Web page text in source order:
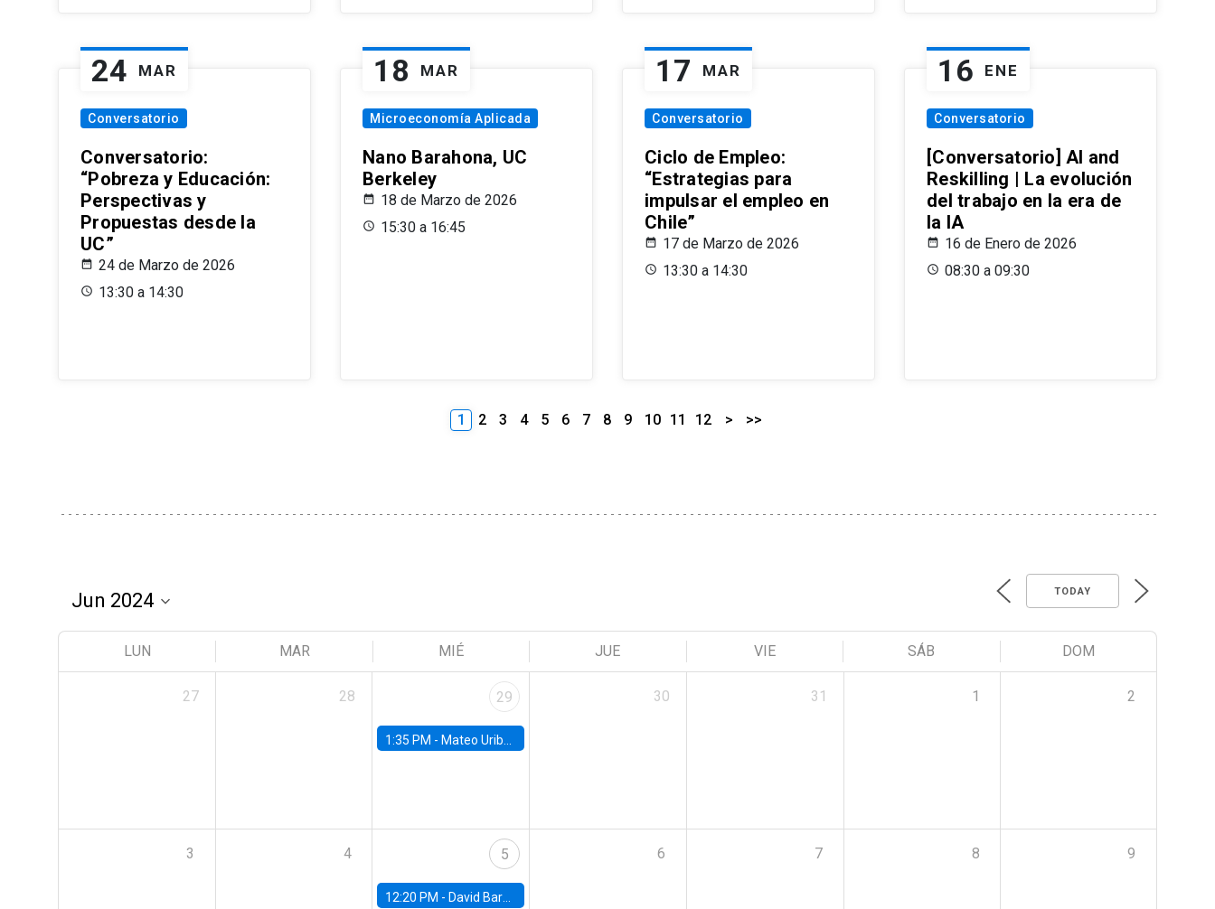
24 MAR
Conversatorio
Conversatorio:
“Pobreza y Educación:
Perspectivas y
Propuestas desde la
UC”
24 de Marzo de 2026
13:30 a 14:30
18 MAR
Microeconomía Aplicada
Nano Barahona, UC
Berkeley
18 de Marzo de 2026
15:30 a 16:45
17 MAR
Conversatorio
Ciclo de Empleo:
“Estrategias para
impulsar el empleo en
Chile”
17 de Marzo de 2026
13:30 a 14:30
16 ENE
Conversatorio
[Conversatorio] AI and
Reskilling | La evolución
del trabajo en la era de
la IA
16 de Enero de 2026
08:30 a 09:30
1 2 3 4 5 6 7 8 9 10 11 12 > >>
TODAY
LUN MAR MIÉ JUE VIE SÁB DOM
27 28 29
1:35 PM - Mateo Uribe-Castro, Universidad de los Andes (Colombia)
30 31 1 2
3 4 5
12:20 PM - David Bardey, Universidad de los Andes - CEDE
6 7 8 9